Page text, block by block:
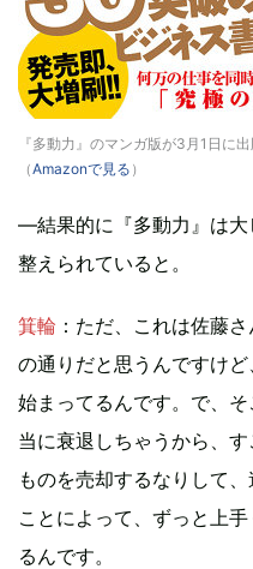
『多動力』のマンガ版が3月1日に
（Amazonで見る ）
—結果的に『多動力』は大
整えられていると。
箕輪 ：ただ、これは佐藤
の通りだと思うんですけ
始まってるんです。で、
当に衰退しちゃうから、
ものを売却するなりして
ことによって、ずっと上
るんです。